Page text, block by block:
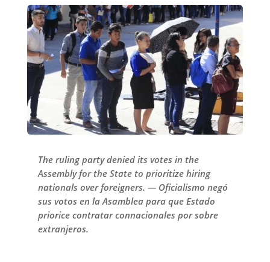
The ruling party denied its votes in the
Assembly for the State to prioritize hiring
nationals over foreigners. — Oficialismo negó
sus votos en la Asamblea para que Estado
priorice contratar connacionales por sobre
extranjeros.